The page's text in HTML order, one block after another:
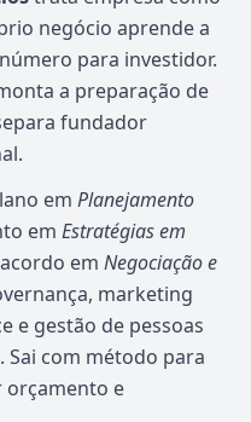
negócio aprende a
para investidor.
a preparação de
fundador
em Planejamento
em Estratégias em
em Negociação e
marketing
e gestão de pessoas
com método para
orçamento e